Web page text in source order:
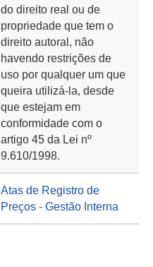
do direito real ou de
propriedade que tem o
direito autoral, não
havendo restrições de
uso por qualquer um que
queira utilizá-la, desde
que estejam em
conformidade com o
artigo 45 da Lei nº
9.610/1998.
Atas de Registro de
Preços - Gestão Interna